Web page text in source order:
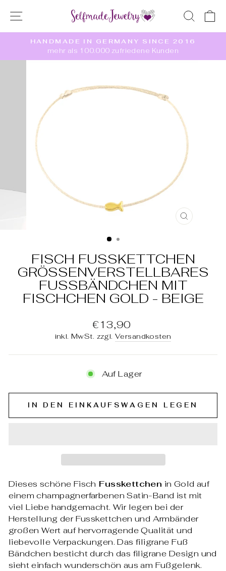
zum
SEITENNAVIGATION
Pause
HANDMADE IN GERMANY SINCE 2016
mehr als 100.000 zufriedene Kunden
FISCH FUSSKETTCHEN
GRÖSSENVERSTELLBARES F
USSBÄNDCHEN MIT FI
SCHCHEN GOLD - BEIGE
Normaler
Preis
€13,90
inkl. MwSt. zzgl.Versandkosten
Auf Lager
IN DEN EINKAUFSWAGEN LEGEN
Dieses schöne Fisch Fusskettchen in Gold auf
einem champagnerfarbenen Satin-Band ist mit
viel Liebe handgemacht. Wir legen bei der
Herstellung der Fusskettchen und Armbänder
großen Wert auf hervorragende Qualität und
liebevolle Verpackungen. Das filigrane Fuß
Bändchen besticht durch das filigrane Design und
sieht einfach wunderschön aus am Fußgelenk.